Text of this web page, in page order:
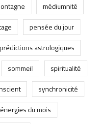
médiumnité
pensée du jour
prédictions astrologiques
sommeil
spiritualité
synchronicité
énergies du mois